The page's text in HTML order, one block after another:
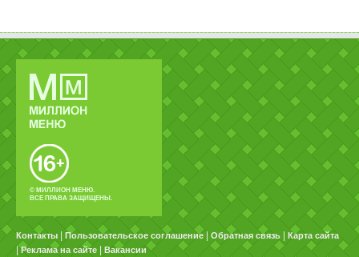
© МИЛЛИОН МЕНЮ.
ВСЕ ПРАВА ЗАЩИЩЕНЫ.
Контакты Пользовательское соглашение Обратная связь Карта сайта
|Реклама на сайте Вакансии